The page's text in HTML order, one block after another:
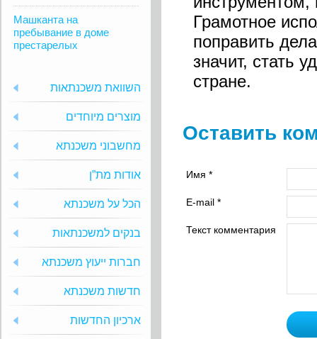
Машканта на
пребывание в доме
престарелых
השוואת משכנתאות
מוצרים מיוחדים
מחשבוני משכנתא
אודות מת”ן
הכל על משכנתא
בנקים למשכנתאות
חברות ייעוץ משכנתא
חדשות משכנתא
ארכיון החדשות
Грамотное
поправить
значит, стать
стране.
Оставить
Имя *
E-mail *
Текст комментария